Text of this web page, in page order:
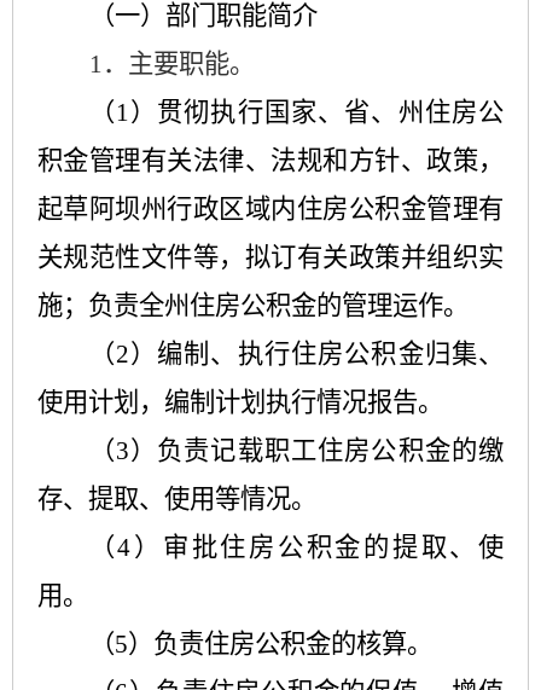
（一）部门职能简介
1．主要职能。
（ 1）贯彻执行国家、 省、 州住房公
积金管理有关法律、法规和方针、政策，
起草阿坝州行政区域内住房公积金管理有
关规范性文件等，拟订有关政策并组织实
施；负责全州住房公积金的管理运作。
（2） 编制、执行住房公积金归集、
使用计划，编制计划执行情况报告。
（3）负责记载职工住房公积金的缴
存、提取、使用等情况。
（4 ）审批住房公积金的提取、使
用。
（5）负责住房公积金的核算。